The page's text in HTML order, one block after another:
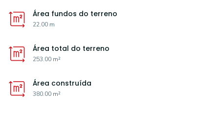
Área fundos do terreno
22.00 m
Área total do terreno
253.00 m²
Área construída
380.00 m²